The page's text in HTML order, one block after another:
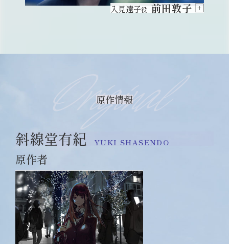
入見遠子役 前田敦子
Original
原作情報
斜線堂有紀 YUKI SHASENDO
原作者